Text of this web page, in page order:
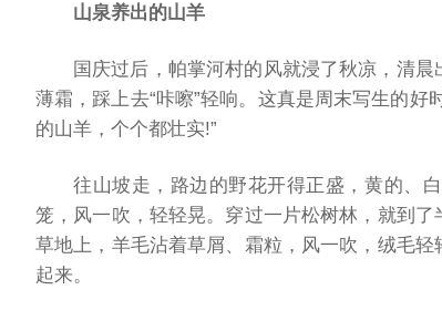
山泉养出的山羊
国庆过后，帕掌河村的风就浸了秋凉，清
薄霜，踩上去“咔嚓”轻响。这真是周末写生的
的山羊，个个都壮实!”
往山坡走，路边的野花开得正盛，黄的、
笼，风一吹，轻轻晃。穿过一片松树林，就到
草地上，羊毛沾着草屑、霜粒，风一吹，绒毛
起来。